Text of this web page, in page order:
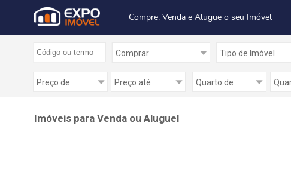
Compre, Venda e Alugue o seu Imóvel
Imóveis para Venda ou Aluguel